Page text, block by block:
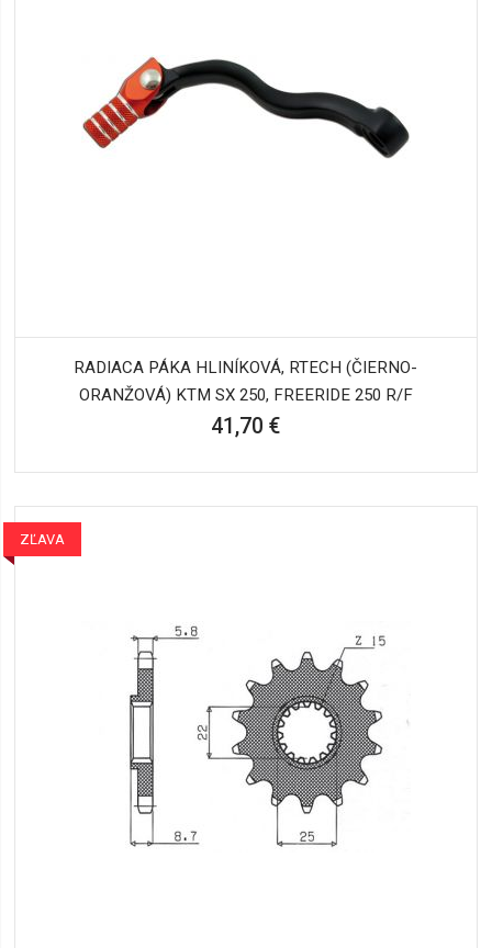
RADIACA PÁKA HLINÍKOVÁ, RTECH (ČIERNO-
ORANŽOVÁ) KTM SX 250, FREERIDE 250 R/F
41,70 €
ZĽAVA